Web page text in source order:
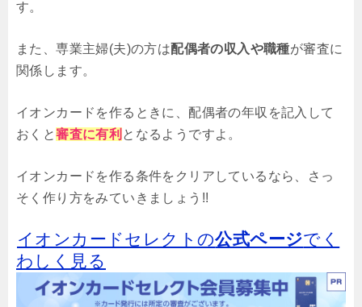
す。
また、専業主婦(夫)の方は配偶者の収入や職種が審査に
関係します。
イオンカードを作るときに、配偶者の年収を記入して
おくと審査に有利 となるようですよ。
イオンカードを作る条件をクリアしているなら、さっ
そく作り方をみていきましょう!!
イオンカードセレクトの公式ページでく
わしく見る